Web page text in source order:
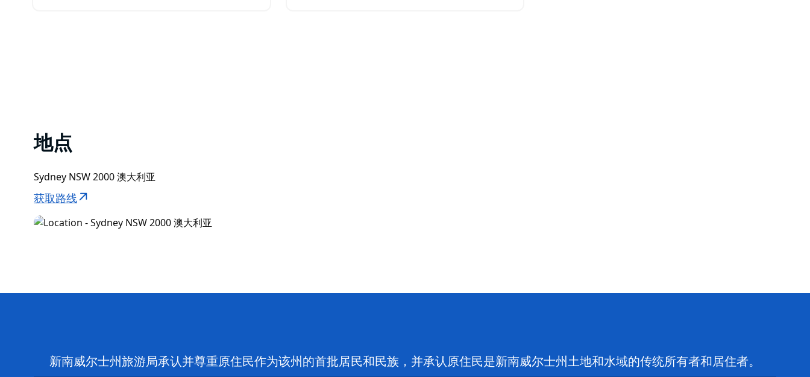
地点
Sydney NSW 2000 澳大利亚
获取路线
新南威尔士州旅游局承认并尊重原住民作为该州的首批居民和民族，并承认原住民是新南威尔士州土地和水域的传统所有者和居住者。